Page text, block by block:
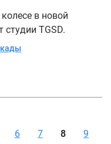
в новой
студии TGSD.
6 7 8
9